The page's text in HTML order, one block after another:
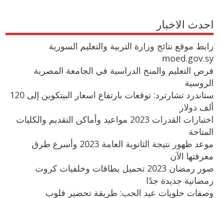
احدث الاخبار
رابط موقع نتائج وزارة التربية والتعليم السورية
moed.gov.sy
فرص التعليم والمنح الدراسية في الجامعة المصرية
الروسية
ستاندرد تشارترد: توقعات بارتفاع اسعار البيتكوين إلى 120
ألف دولار
اختبارات القدرات 2023 مواعيد وأماكن التقديم والكليات
المتاحة
موعد ظهور نتيجة الثانوية العامة 2023 وأسرع طرق
معرفتها الآن
صور رمضان 2023 تحميل بطاقات وخلفيات كروت
رمضانية جديدة جدًا
وصفات حلويات عيد الحب: طريقة تحضير قلوب